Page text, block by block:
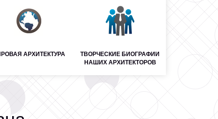
АРХИТЕКТУРА
ТВОРЧЕСКИЕ БИОГРАФИИ
НАШИХ АРХИТЕКТОРОВ